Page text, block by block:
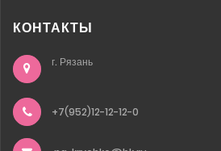
КОНТАКТЫ
г. Рязань
+7(952)12-12-12-0